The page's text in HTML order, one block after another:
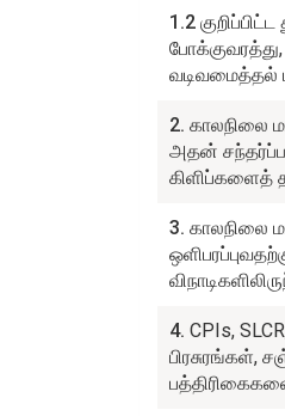
1.2
வடிவமைத்தல்
2. காலநிலை
அதன்
கிளிப்களைத்
3. காலநிலை
4. CPIs,
பிரசுரங்கள்,